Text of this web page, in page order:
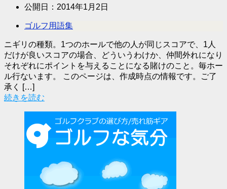
公開日： 2014年1月2日
ゴルフ用語集
ニギリの種類。1つのホールで他の人が同じスコアで、1人
だけが良いスコアの場合、どういうわけか、仲間外れになり
それぞれにポイントを与えることになる賭けのこと。毎ホー
ル行ないます。 このページは、作成時点の情報です。ご了
承く […]
続きを読む